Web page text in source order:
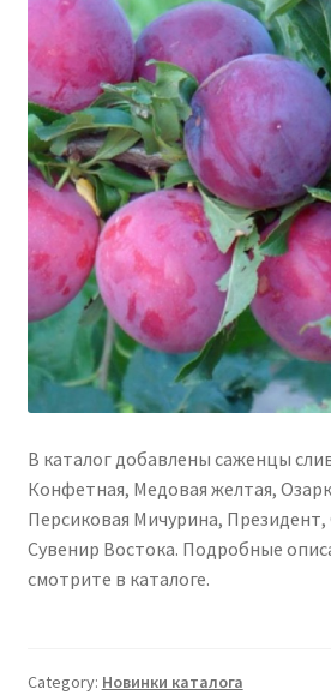
В каталог добавлены саженцы
Конфетная, Медовая желтая,
Персиковая Мичурина,
Сувенир Востока. Подробные
смотрите в каталоге.
Category: Новинки каталога